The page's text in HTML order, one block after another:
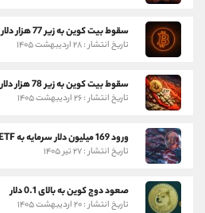
سقوط بیت کوین به زیر 77 هزار دلار
تاریخ انتشار : ۲۸ اردیبهشت ۱۴۰۵
سقوط بیت کوین به زیر 78 هزار دلار
تاریخ انتشار : ۲۶ اردیبهشت ۱۴۰۵
ورود 169 میلیون دلار سرمایه به ETF های بیت کوین و اتریوم
تاریخ انتشار : ۲۷ تیر ۱۴۰۵
صعود دوج کوین به بالای 0.1 دلار
تاریخ انتشار : ۲۰ اردیبهشت ۱۴۰۵